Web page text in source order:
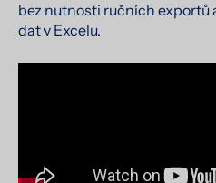
bez nutnosti ručních exportů
dat v Excelu.